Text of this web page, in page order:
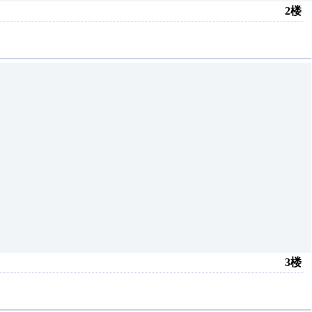
2楼
3楼